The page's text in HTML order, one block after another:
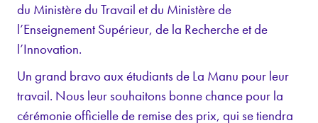
du Ministère du Travail et du Ministère de
l’Enseignement Supérieur, de la Recherche et de
l’Innovation.
Un grand bravo aux étudiants de La Manu pour leur
travail. Nous leur souhaitons bonne chance pour la
cérémonie officielle de remise des prix, qui se tiendra